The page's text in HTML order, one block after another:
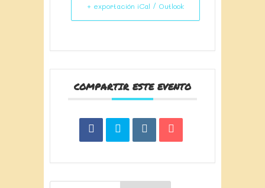
+ exportación iCal / Outlook
COMPARTIR ESTE EVENTO